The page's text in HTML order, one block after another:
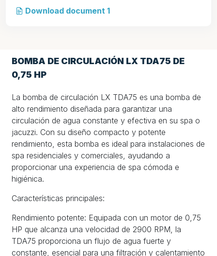
Download document 1
BOMBA DE CIRCULACIÓN LX TDA75 DE
0,75 HP
La bomba de circulación LX TDA75 es una bomba de
alto rendimiento diseñada para garantizar una
circulación de agua constante y efectiva en su spa o
jacuzzi. Con su diseño compacto y potente
rendimiento, esta bomba es ideal para instalaciones de
spa residenciales y comerciales, ayudando a
proporcionar una experiencia de spa cómoda e
higiénica.
Características principales:
Rendimiento potente: Equipada con un motor de 0,75
HP que alcanza una velocidad de 2900 RPM, la
TDA75 proporciona un flujo de agua fuerte y
constante, esencial para una filtración y calentamiento